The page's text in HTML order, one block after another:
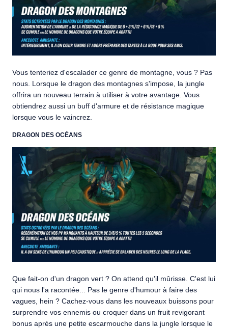
Vous tenteriez d'escalader ce genre de montagne, vous ? Pas
nous. Lorsque le dragon des montagnes s'impose, la jungle
offrira un nouveau terrain à utiliser à votre avantage. Vous
obtiendrez aussi un buff d'armure et de résistance magique
lorsque vous le vaincrez.
DRAGON DES OCÉANS
Que fait-on d'un dragon vert ? On attend qu'il mûrisse. C'est lui
qui nous l'a racontée... Pas le genre d'humour à faire des
vagues, hein ? Cachez-vous dans les nouveaux buissons pour
surprendre vos ennemis ou croquer dans un fruit revigorant
bonus après une petite escarmouche dans la jungle lorsque le